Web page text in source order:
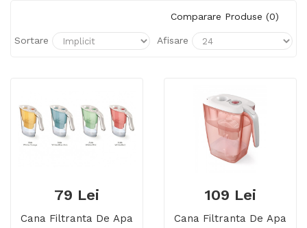
Comparare Produse (0)
Sortare Afisare
79 Lei
Cana Filtranta De Apa
109 Lei
Cana Filtranta De Apa